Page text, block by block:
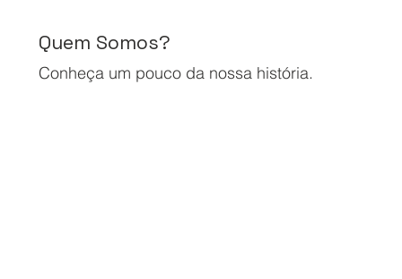
Quem Somos?
Conheça um pouco da nossa história.